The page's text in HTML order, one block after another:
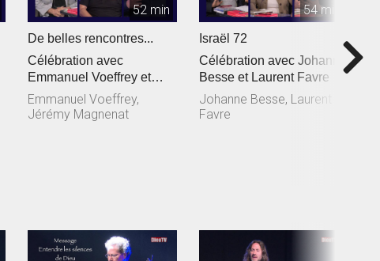
52 min
De belles rencontres...
Célébration avec
Emmanuel Voeffrey et
Jérémy Magnenat
Emmanuel Voeffrey,
Jérémy Magnenat
54 min
Israël 72
Célébration avec Johanne
Besse et Laurent Favre
Johanne Besse, Laurent
Favre